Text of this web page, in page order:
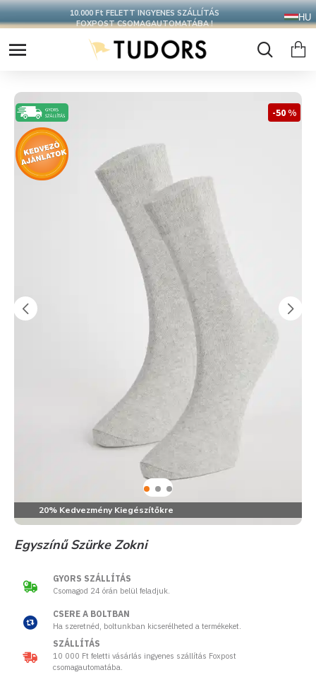
10.000 Ft FELETT INGYENES SZÁLLÍTÁS
FOXPOST CSOMAGAUTOMATÁBA !
HU
20% Kedvezmény Kiegészítőkre
-50 %
Egyszínű Szürke Zokni
GYORS SZÁLLÍTÁS
Csomagod 24 órán belül feladjuk.
CSERE A BOLTBAN
Ha szeretnéd, boltunkban kicserélheted a termékeket.
SZÁLLÍTÁS
10 000 Ft feletti vásárlás ingyenes szállítás Foxpost
csomagautomatába.